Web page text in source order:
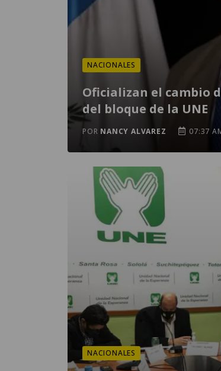
NACIONALES
Oficializan el cambio
del bloque de la UNE
POR NANCY ALVAREZ 07:37
NACIONALES